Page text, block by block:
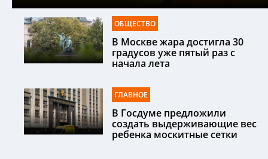
ОБЩЕСТВО
В Москве жара достигла 30
градусов уже пятый раз с
начала лета
ГЛАВНОЕ
В Госдуме предложили
создать выдерживающие вес
ребенка москитные сетки